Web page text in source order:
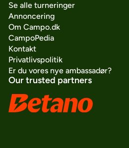
Se alle turneringer
Annoncering
Om Campo.dk
CampoPedia
Kontakt
Privatlivspolitik
Er du vores nye ambassadør?
Our trusted partners